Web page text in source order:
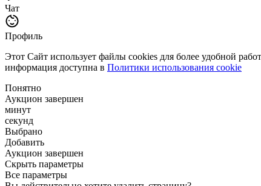
Чат
Профиль
Этот Сайт использует файлы cookies для более удобной
информация доступна в Политики использования cookie
Понятно
Аукцион завершен
минут
секунд
Выбрано
Добавить
Аукцион завершен
Скрыть параметры
Все параметры